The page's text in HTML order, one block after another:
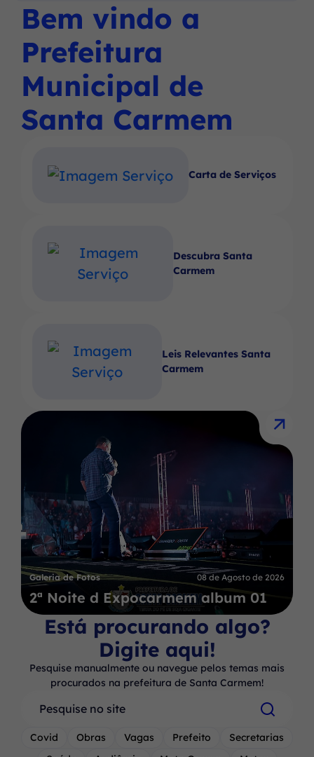
Ir
para
o
rodapé
[alt+4]
Instagram
Facebook
Youtube
menu
principal
Bem vindo a
Prefeitura
Municipal de
Santa Carmem
Carta de Serviços
Descubra Santa
Carmem
Leis Relevantes Santa
Carmem
Galeria de Fotos 08 de Agosto de 2026
2ª Noite d Expocarmem album 01
Está procurando algo?
Digite aqui!
Pesquise manualmente ou navegue pelos temas mais
procurados na prefeitura de Santa Carmem!
Pesquisar
Covid Obras Vagas Prefeito
Secretarias